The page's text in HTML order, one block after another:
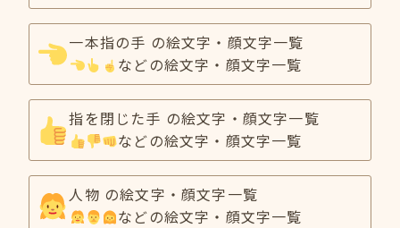
一本指の手 の絵文字・顔文字一覧
などの絵文字・顔文字一覧
指を閉じた手 の絵文字・顔文字一覧
などの絵文字・顔文字一覧
人物 の絵文字・顔文字一覧
などの絵文字・顔文字一覧